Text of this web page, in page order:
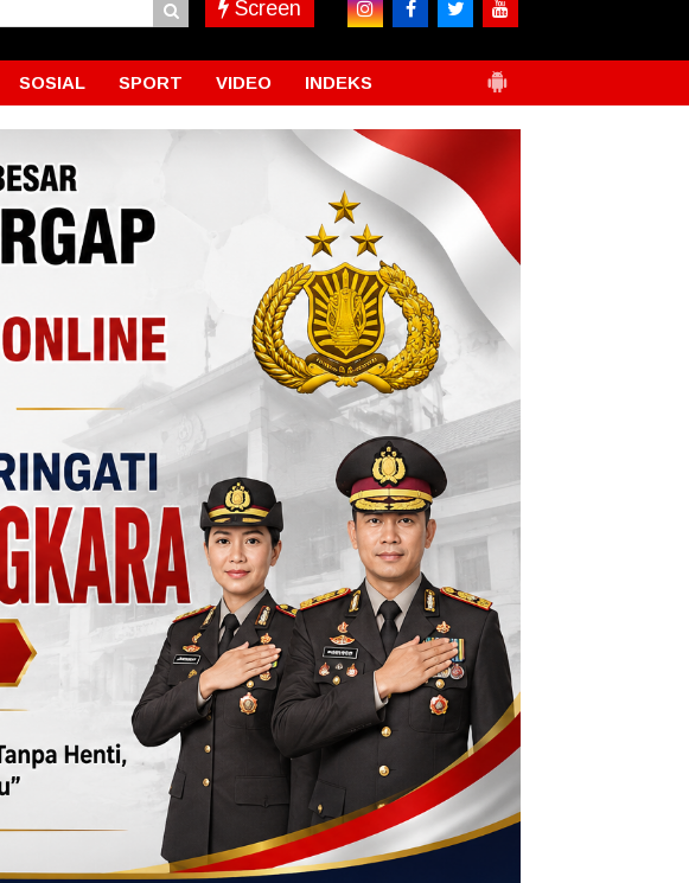
Screen
SOSIAL SPORT VIDEO INDEKS